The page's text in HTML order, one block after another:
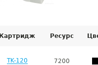
Картридж Ресурс
TK-120 7200